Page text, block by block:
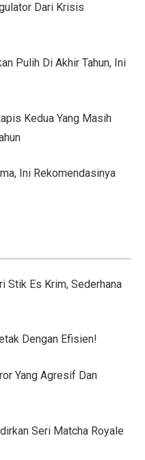
Mengemudi Jaecoo J8, SUV
Mercedes-Benz Hadapi Bebas
Jeep Gladiator Meluncur di
JAECOO J8 SHS ARDIS di
Tampil di GIIAS Bandung 2025
Konsistensi 54 Tahun Toyota
Dinding Minimalis Terbaru
Foto dari Stik Es Krim,
Dinding untuk Ruang Tamu Estetis
Dari Krisis
Pulih Di Akhir Tahun, Ini
Kedua Yang Masih
Ini Rekomendasinya
Stik Es Krim, Sederhana
Dengan Efisien!
Yang Agresif Dan
Seri Matcha Royale